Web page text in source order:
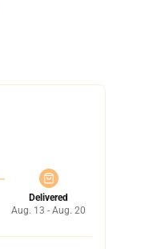
Delivered
Aug. 13 - Aug. 20